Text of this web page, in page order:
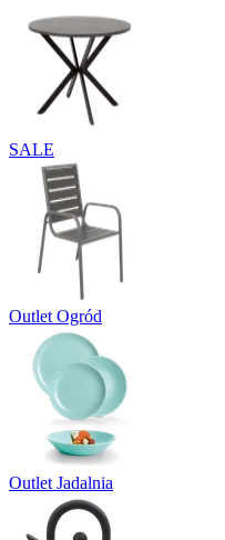
SALE
Outlet Ogród
Outlet Jadalnia